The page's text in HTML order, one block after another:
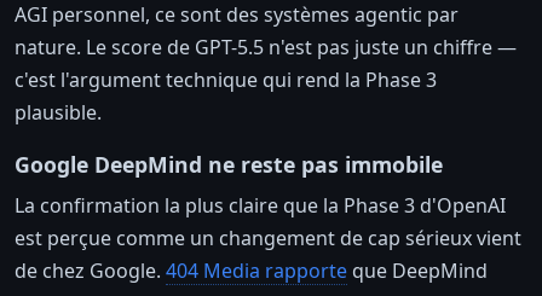
AGI personnel, ce sont des systèmes agentic par
nature. Le score de GPT-5.5 n'est pas juste un chiffre —
c'est l'argument technique qui rend la Phase 3
plausible.
Google DeepMind ne reste pas immobile
La confirmation la plus claire que la Phase 3 d'OpenAI
est perçue comme un changement de cap sérieux vient
de chez Google. 404 Media rapporte que DeepMind